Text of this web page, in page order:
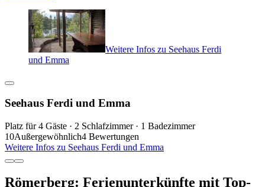
Weitere Infos zu Seehaus Ferdi
und Emma
Seehaus Ferdi und Emma
Platz für 4 Gäste · 2 Schlafzimmer · 1 Badezimmer
10Außergewöhnlich4 Bewertungen
Weitere Infos zu Seehaus Ferdi und Emma
Römerberg: Ferienunterkünfte mit Top-